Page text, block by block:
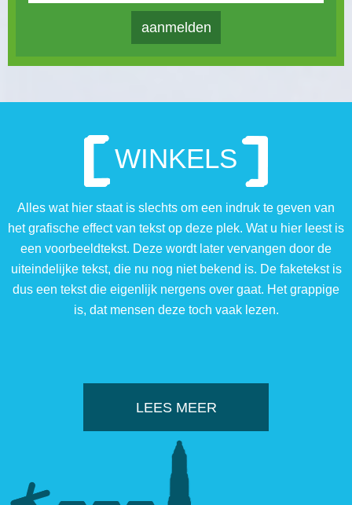
aanmelden
WINKELS
Alles wat hier staat is slechts om een indruk te geven van
het grafische effect van tekst op deze plek. Wat u hier leest is
een voorbeeldtekst. Deze wordt later vervangen door de
uiteindelijke tekst, die nu nog niet bekend is. De faketekst is
dus een tekst die eigenlijk nergens over gaat. Het grappige
is, dat mensen deze toch vaak lezen.
LEES MEER